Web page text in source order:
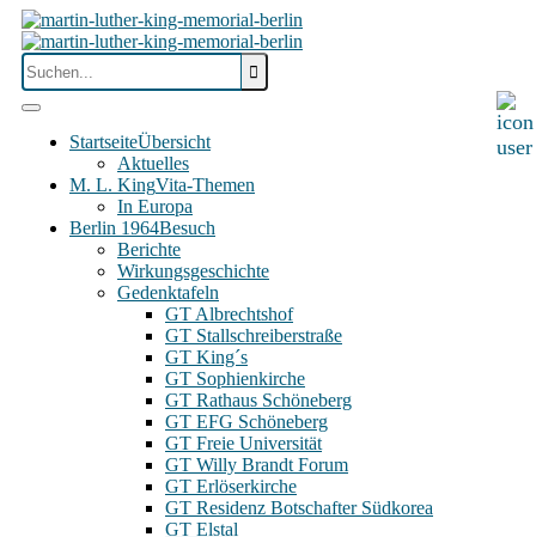
StartseiteÜbersicht
Aktuelles
M. L. KingVita-Themen
In Europa
Berlin 1964Besuch
Berichte
Wirkungsgeschichte
Gedenktafeln
GT Albrechtshof
GT Stallschreiberstraße
GT King´s
GT Sophienkirche
GT Rathaus Schöneberg
GT EFG Schöneberg
GT Freie Universität
GT Willy Brandt Forum
GT Erlöserkirche
GT Residenz Botschafter Südkorea
GT Elstal